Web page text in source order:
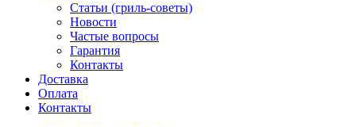
Статьи (гриль-советы)
Новости
Частые вопросы
Гарантия
Контакты
Доставка
Оплата
Контакты